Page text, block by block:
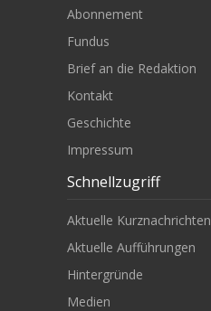
Abonnement
Fundus
Brief an die Redaktion
Kontakt
Geschichte
Impressum
Schnellzugriff
Aktuelle Kurznachrichten
Aktuelle Aufführungen
Hintergründe
Medien